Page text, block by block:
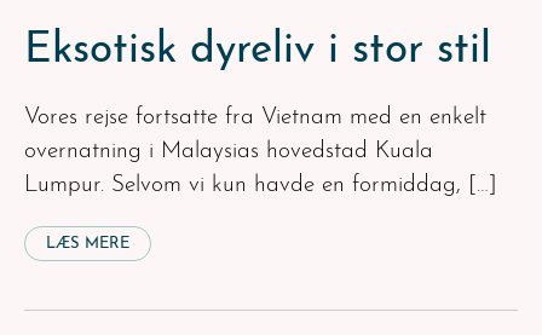
Eksotisk dyreliv i stor stil
Vores rejse fortsatte fra Vietnam med en enkelt
overnatning i Malaysias hovedstad Kuala
Lumpur. Selvom vi kun havde en formiddag, […]
LÆS MERE